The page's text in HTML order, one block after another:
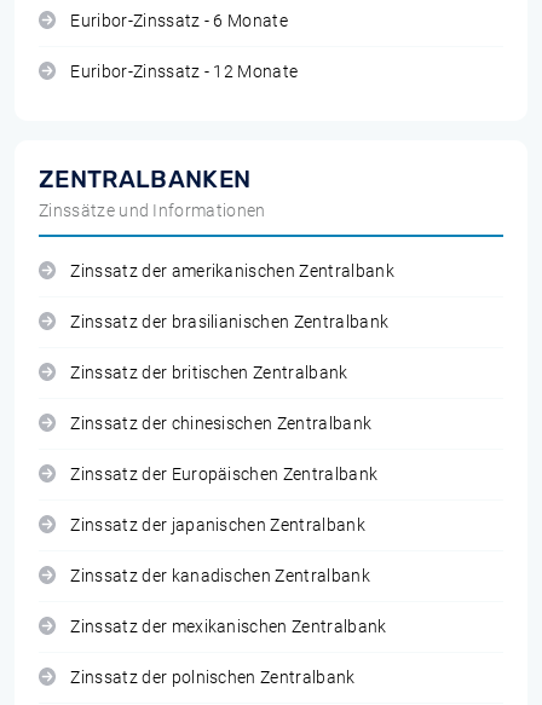
Euribor-Zinssatz - 6 Monate
Euribor-Zinssatz - 12 Monate
ZENTRALBANKEN
Zinssätze und Informationen
Zinssatz der amerikanischen Zentralbank
Zinssatz der brasilianischen Zentralbank
Zinssatz der britischen Zentralbank
Zinssatz der chinesischen Zentralbank
Zinssatz der Europäischen Zentralbank
Zinssatz der japanischen Zentralbank
Zinssatz der kanadischen Zentralbank
Zinssatz der mexikanischen Zentralbank
Zinssatz der polnischen Zentralbank